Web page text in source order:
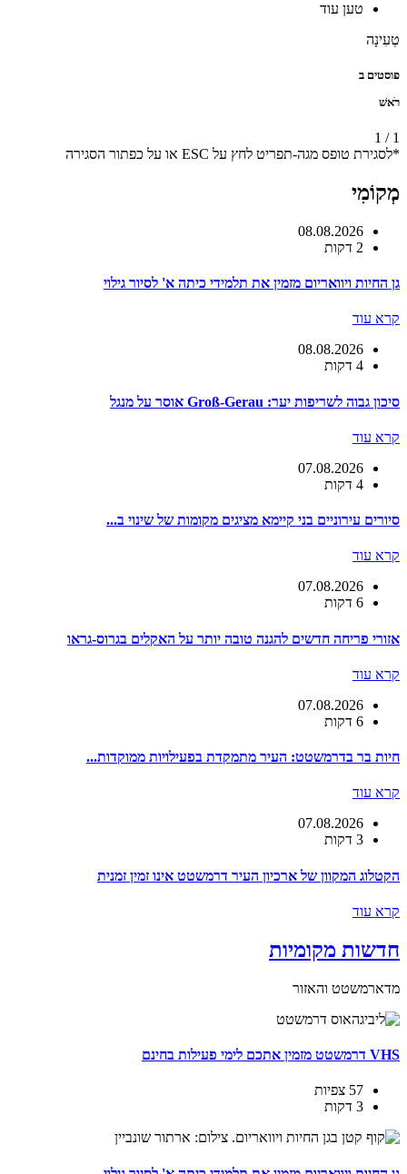
טען עוד
טְעִינָה
פוסטים ב
רֹאשׁ
1
/
1
*לסגירת טופס מגה-תפריט לחץ על ESC או על כפתור הסגירה
מְקוֹמִי
08.08.2026
2 דקות
גן החיות ויוואריום מזמין את תלמידי כיתה א' לסיור גילוי
קרא עוד
08.08.2026
4 דקות
סיכון גבוה לשריפות יער: Groß-Gerau אוסר על מנגל
קרא עוד
07.08.2026
4 דקות
סיורים עירוניים בני קיימא מציגים מקומות של שינוי ב...
קרא עוד
07.08.2026
6 דקות
אזורי פריחה חדשים להגנה טובה יותר על האקלים בגרוס-גראו
קרא עוד
07.08.2026
6 דקות
חיות בר בדרמשטט: העיר מתמקדת בפעילויות ממוקדות...
קרא עוד
07.08.2026
3 דקות
הקטלוג המקוון של ארכיון העיר דרמשטט אינו זמין זמנית
קרא עוד
חדשות מקומיות
מדארמשטט והאזור
VHS דרמשטט מזמין אתכם לימי פעילות בחינם
57 צפיות
3 דקות